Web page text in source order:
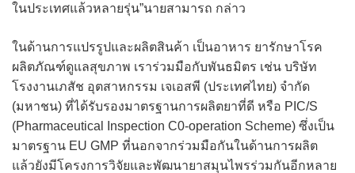
ในประเทศแล้วหลายรุ่น”นายสามารถ กล่าว
ในด้านการแปรรูปและผลิตสินค้า เป็นอาหาร ยารักษาโรค
ผลิตภัณฑ์ดูแลสุขภาพ เราร่วมมือกับพันธมิตร เช่น บริษัท
โรงงานเภสัช อุตสาหกรรม เจเอสพี (ประเทศไทย) จำกัด
(มหาชน) ที่ได้รับรองมาตรฐานการผลิตยาที่ดี หรือ PIC/S
(Pharmaceutical Inspection C0-operation Scheme) ซึ่งเป็น
มาตรฐาน EU GMP ที่นอกจากร่วมมือกันในด้านการผลิต
แล้วยังมีโครงการวิจัยและพัฒนายาสมุนไพรร่วมกันอีกหลาย